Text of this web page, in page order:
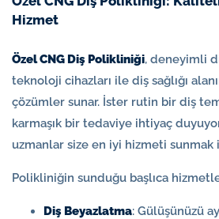
Hizmet
Özel CNG Diş Polikliniği, deneyimli
teknoloji cihazları ile diş sağlığı
çözümler sunar. İster rutin bir diş
karmaşık bir tedaviye ihtiyaç
uzmanlar size en iyi hizmeti sunmak
Polikliniğin sunduğu başlıca
Diş Beyazlatma: Gülüşünüzü